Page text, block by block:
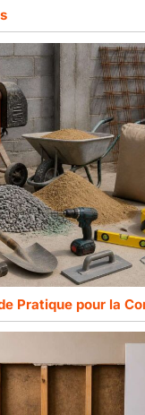
Pratique pour la